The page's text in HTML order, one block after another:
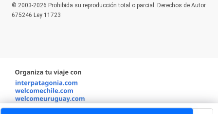
© 2003-2026 Prohibida su reproducción total o parcial. Derechos de Autor
675246 Ley 11723